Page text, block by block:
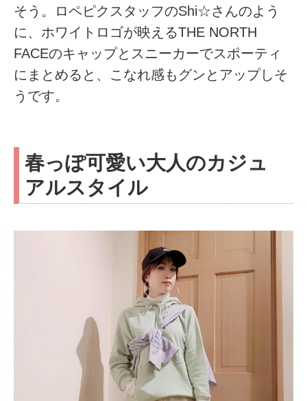
そう。ロペピクスタッフのShi☆さんのよう
に、ホワイトロゴが映えるTHE NORTH
FACEのキャップとスニーカーでスポーティ
にまとめると、こなれ感もグンとアップしそ
うです。
春っぽ可愛い大人のカジュ
アルスタイル